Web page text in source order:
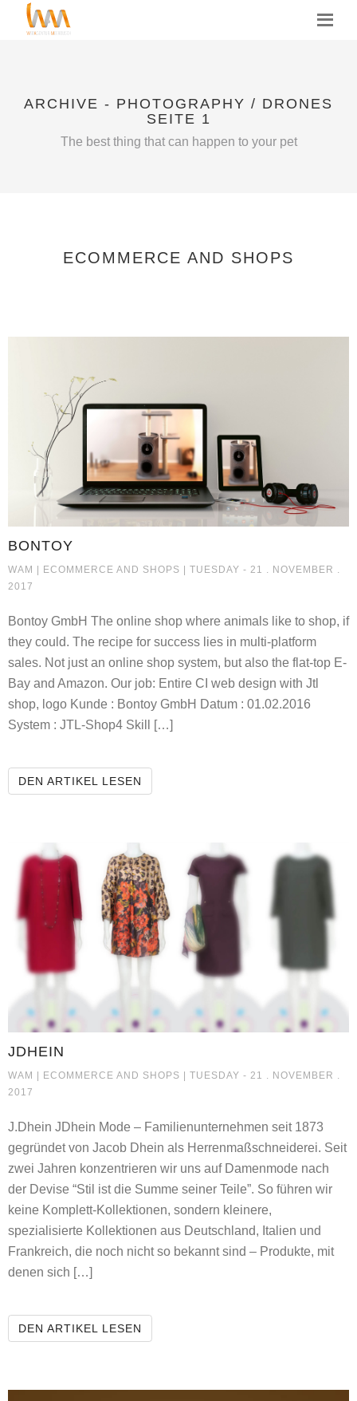
MENU
ARCHIVE - PHOTOGRAPHY / DRONES
SEITE 1
The best thing that can happen to your pet
ECOMMERCE AND SHOPS
BONTOY
WAM | ECOMMERCE AND SHOPS BONTOY
| TUESDAY - 21 . NOVEMBER .
2017
Bontoy GmbH The online shop where animals like to shop, if
they could. The recipe for success lies in multi-platform
sales. Not just an online shop system, but also the flat-top E-
Bay and Amazon. Our job: Entire CI web design with Jtl
shop, logo Kunde : Bontoy GmbH Datum : 01.02.2016
System : JTL-Shop4 Skill […]
DEN ARTIKEL LESEN
JDHEIN
WAM | ECOMMERCE AND SHOPS JDHEIN
| TUESDAY - 21 . NOVEMBER .
2017
J.Dhein JDhein Mode – Familienunternehmen seit 1873
gegründet von Jacob Dhein als Herrenmaßschneiderei. Seit
zwei Jahren konzentrieren wir uns auf Damenmode nach
der Devise “Stil ist die Summe seiner Teile”. So führen wir
keine Komplett-Kollektionen, sondern kleinere,
spezialisierte Kollektionen aus Deutschland, Italien und
Frankreich, die noch nicht so bekannt sind – Produkte, mit
denen sich […]
DEN ARTIKEL LESEN